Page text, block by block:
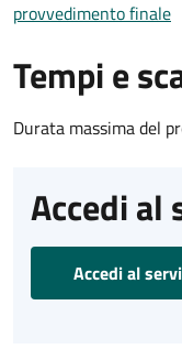
provvedimento finale
Tempi e
Durata massima del
Accedi al
Accedi al